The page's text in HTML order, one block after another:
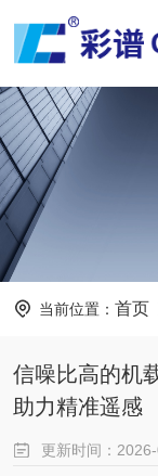
当前位置： 首页
信噪比高的机
助力精准遥感
更新时间：